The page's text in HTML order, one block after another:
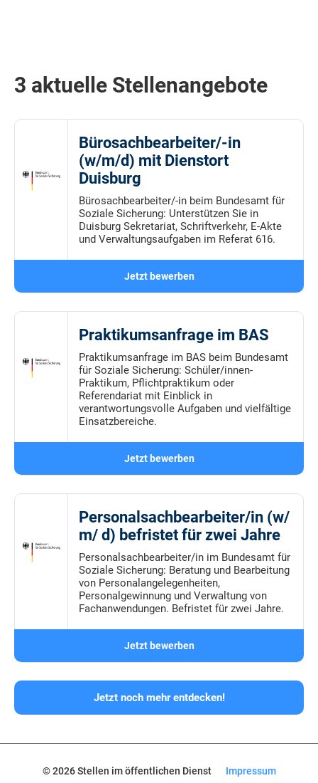
3 aktuelle Stellenangebote
Bürosachbearbeiter/-in
(w/m/d) mit Dienstort
Duisburg
Bürosachbearbeiter/-in beim Bundesamt für
Soziale Sicherung: Unterstützen Sie in
Duisburg Sekretariat, Schriftverkehr, E-Akte
und Verwaltungsaufgaben im Referat 616.
Jetzt bewerben
Praktikumsanfrage im BAS
Praktikumsanfrage im BAS beim Bundesamt
für Soziale Sicherung: Schüler/innen-
Praktikum, Pflichtpraktikum oder
Referendariat mit Einblick in
verantwortungsvolle Aufgaben und vielfältige
Einsatzbereiche.
Jetzt bewerben
Personalsachbearbeiter/in (w/
m/ d) befristet für zwei Jahre
Personalsachbearbeiter/in im Bundesamt für
Soziale Sicherung: Beratung und Bearbeitung
von Personalangelegenheiten,
Personalgewinnung und Verwaltung von
Fachanwendungen. Befristet für zwei Jahre.
Jetzt bewerben
Jetzt noch mehr entdecken!
© 2026 Stellen im öffentlichen Dienst Impressum